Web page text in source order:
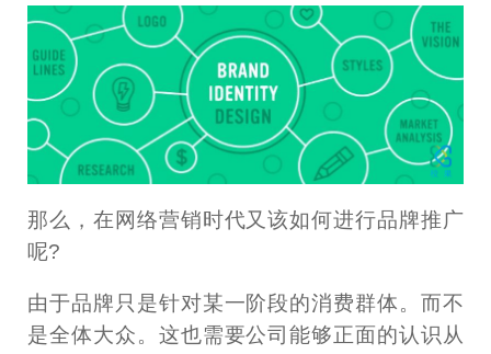
那么，在网络营销时代又该如何进行品牌推广
呢?
由于品牌只是针对某一阶段的消费群体。而不
是全体大众。这也需要公司能够正面的认识从